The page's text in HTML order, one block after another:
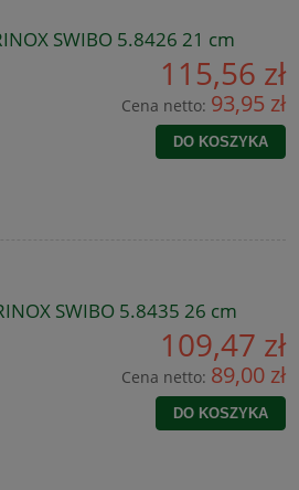
SWIBO 5.8426 21 cm
115,56 zł
Cena netto: 93,95 zł
DO KOSZYKA
SWIBO 5.8435 26 cm
109,47 zł
Cena netto: 89,00 zł
DO KOSZYKA